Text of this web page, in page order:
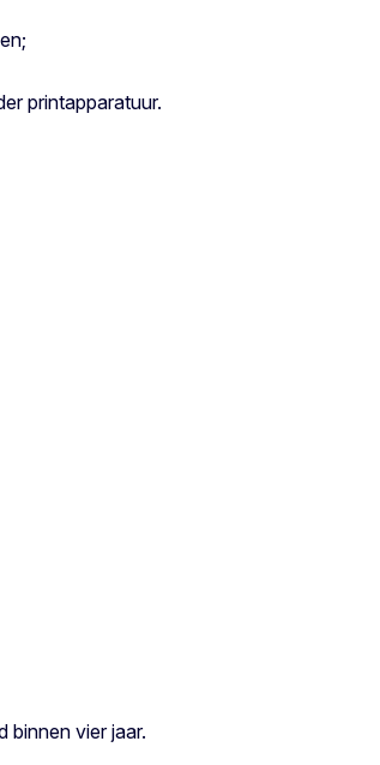
printapparatuur.
binnen vier jaar.